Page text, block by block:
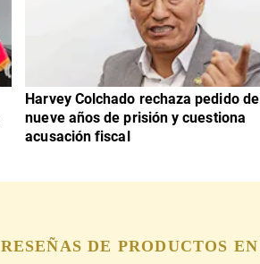
Harvey Colchado rechaza pedido de
nueve años de prisión y cuestiona
acusación fiscal